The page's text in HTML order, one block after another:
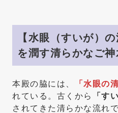
【水眼（すいが）
を潤す清らかなご神
本殿の脇には、 「水眼の
れている。古くから
「す
されてきた清らかな流れで